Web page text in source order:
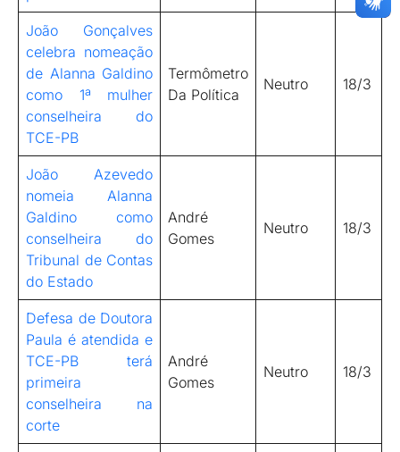
João Gonçalves
celebra nomeação
de Alanna Galdino
como 1ª mulher
conselheira do
TCE-PB
Termômetro
Da Política
Neutro 18/3
João Azevedo
nomeia Alanna
Galdino como
conselheira do
Tribunal de Contas
do Estado
André
Gomes
Neutro 18/3
Defesa de Doutora
Paula é atendida e
TCE-PB terá
primeira
conselheira na
corte
André
Gomes
Neutro 18/3